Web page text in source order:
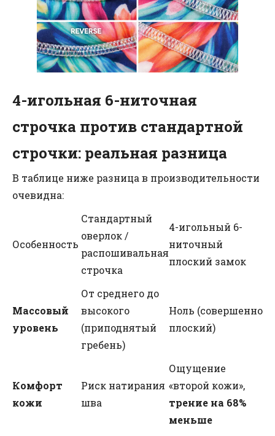
4-игольная 6-ниточная
строчка против стандартной
строчки: реальная разница
В таблице ниже разница в производительности
очевидна:
Особенность
Стандартный
оверлок /
распошивальная
строчка
4-игольный 6-
ниточный
плоский замок
Массовый
уровень
От среднего до
высокого
(приподнятый
гребень)
Ноль (совершенно
плоский)
Комфорт
кожи
Риск натирания
шва
Ощущение
«второй кожи»,
трение на 68%
меньше